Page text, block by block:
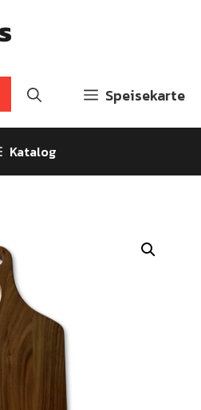
Speisekarte
Katalog